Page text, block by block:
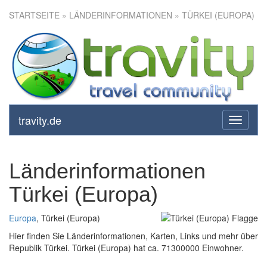
STARTSEITE » LÄNDERINFORMATIONEN » TÜRKEI (EUROPA)
toggle
travity.de
Länderinformationen
Türkei (Europa)
Europa, Türkei (Europa)
Hier finden Sie Länderinformationen, Karten, Links und mehr über
Republik Türkei. Türkei (Europa) hat ca. 71300000 Einwohner.